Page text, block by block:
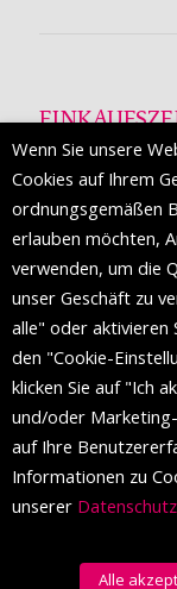
Die Mall of Split
etwa 200
Wenn Sie unsere
Cookies auf Ihrem
ordnungsgemäßen
erlauben möchten,
verwenden, um die
unser Geschäft zu
alle" oder aktivieren
den "Cookie-
klicken Sie auf "Ich
und/oder
auf Ihre
Informationen zu
unserer
Alle